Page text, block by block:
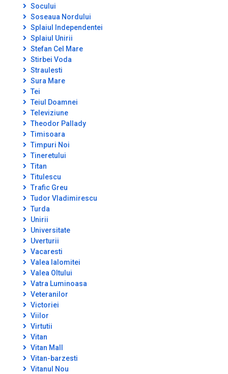
Socului
Soseaua Nordului
Splaiul Independentei
Splaiul Unirii
Stefan Cel Mare
Stirbei Voda
Straulesti
Sura Mare
Tei
Teiul Doamnei
Televiziune
Theodor Pallady
Timisoara
Timpuri Noi
Tineretului
Titan
Titulescu
Trafic Greu
Tudor Vladimirescu
Turda
Unirii
Universitate
Uverturii
Vacaresti
Valea Ialomitei
Valea Oltului
Vatra Luminoasa
Veteranilor
Victoriei
Viilor
Virtutii
Vitan
Vitan Mall
Vitan-barzesti
Vitanul Nou